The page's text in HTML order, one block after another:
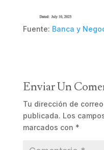
Fuente: Banca y
Enviar Un
Tu dirección de
publicada. Los
marcados con *